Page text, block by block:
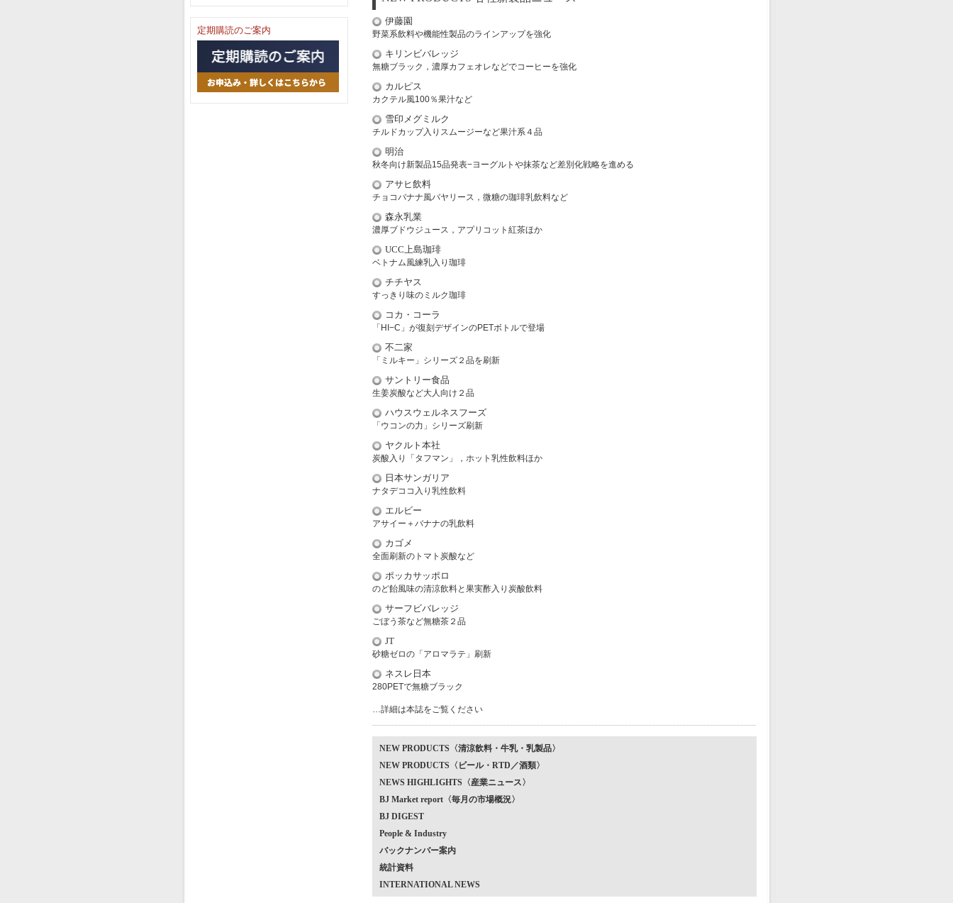
伊藤園
野菜系飲料や機能性製品のラインアップを強化
キリンビバレッジ
無糖ブラック，濃厚カフェオレなどでコーヒーを強化
カルピス
カクテル風100％果汁など
雪印メグミルク
チルドカップ入りスムージーなど果汁系４品
明治
秋冬向け新製品15品発表−ヨーグルトや抹茶など差別化戦略を進める
アサヒ飲料
チョコバナナ風バヤリース，微糖の珈琲乳飲料など
森永乳業
濃厚ブドウジュース，アプリコット紅茶ほか
UCC上島珈琲
ベトナム風練乳入り珈琲
チチヤス
すっきり味のミルク珈琲
コカ・コーラ
「HI−C」が復刻デザインのPETボトルで登場
不二家
「ミルキー」シリーズ２品を刷新
サントリー食品
生姜炭酸など大人向け２品
ハウスウェルネスフーズ
「ウコンの力」シリーズ刷新
ヤクルト本社
炭酸入り「タフマン」，ホット乳性飲料ほか
日本サンガリア
ナタデココ入り乳性飲料
エルビー
アサイー＋バナナの乳飲料
カゴメ
全面刷新のトマト炭酸など
ポッカサッポロ
のど飴風味の清涼飲料と果実酢入り炭酸飲料
サーフビバレッジ
ごぼう茶など無糖茶２品
JT
砂糖ゼロの「アロマラテ」刷新
ネスレ日本
280PETで無糖ブラック
…詳細は本誌をご覧ください
NEW PRODUCTS〈清涼飲料・牛乳・乳製品〉
NEW PRODUCTS〈ビール・RTD／酒類〉
NEWS HIGHLIGHTS〈産業ニュース〉
BJ Market report〈毎月の市場概況〉
BJ DIGEST
People & Industry
バックナンバー案内
統計資料
INTERNATIONAL NEWS
定期購読のご案内